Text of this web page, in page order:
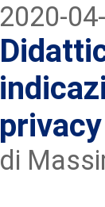
2020-
privacy
di